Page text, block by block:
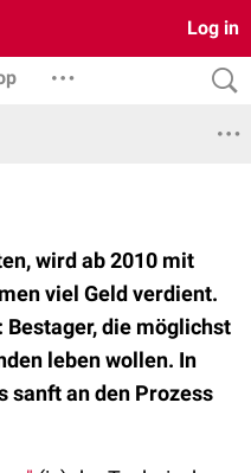
Log in
wird ab 2010 mit
viel Geld verdient.
die möglichst
leben wollen. In
sanft an den Prozess